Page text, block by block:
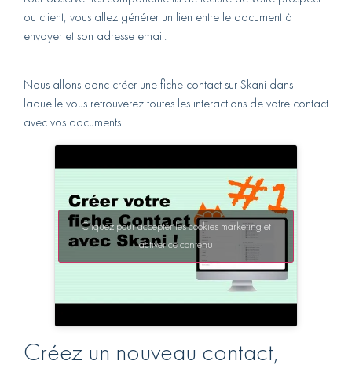
ou client, vous allez générer un lien entre le document à
envoyer et son adresse email.
Nous allons donc créer une fiche contact sur Skani dans
laquelle vous retrouverez toutes les interactions de votre contact
avec vos documents.
Cliquez pour accepter les cookies marketing et
activer ce contenu
Créez un nouveau contact,